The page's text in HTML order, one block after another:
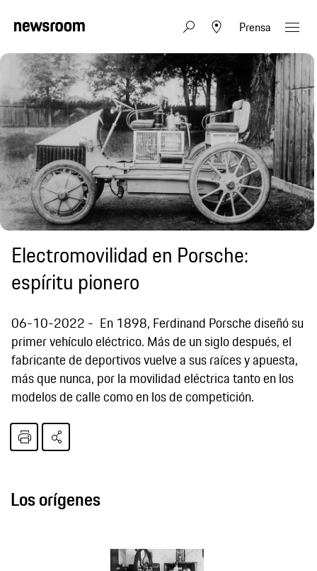
Prensa
Electromovilidad en Porsche:
espíritu pionero
06-10-2022
En 1898, Ferdinand Porsche diseñó su
primer vehículo eléctrico. Más de un siglo después, el
fabricante de deportivos vuelve a sus raíces y apuesta,
más que nunca, por la movilidad eléctrica tanto en los
modelos de calle como en los de competición.
Los orígenes